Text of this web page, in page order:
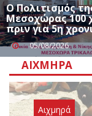
Ο Πολιτισμός
Μεσοχώρας 100
πριν για 5η
05/08/2026
ΑΙΧΜΗΡΆ
Αιχμηρά